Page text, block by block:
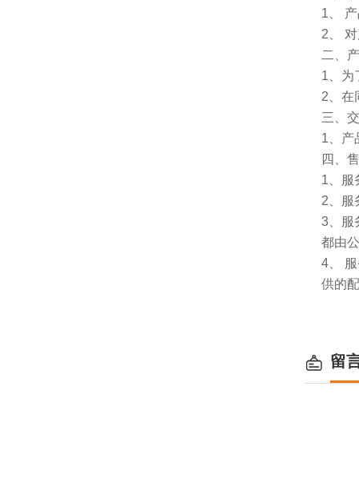
1、
2、
二、
1、为
2、在
三、
1、产
四、
1、服
2、服
3、服
都由
4、
供的
留